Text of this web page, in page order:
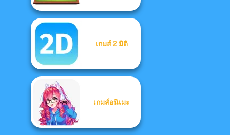
เกมส์ 2 มิติ
เกมส์อนิเมะ